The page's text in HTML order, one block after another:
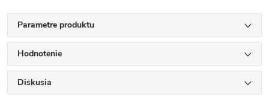
Parametre produktu
Hodnotenie
Diskusia